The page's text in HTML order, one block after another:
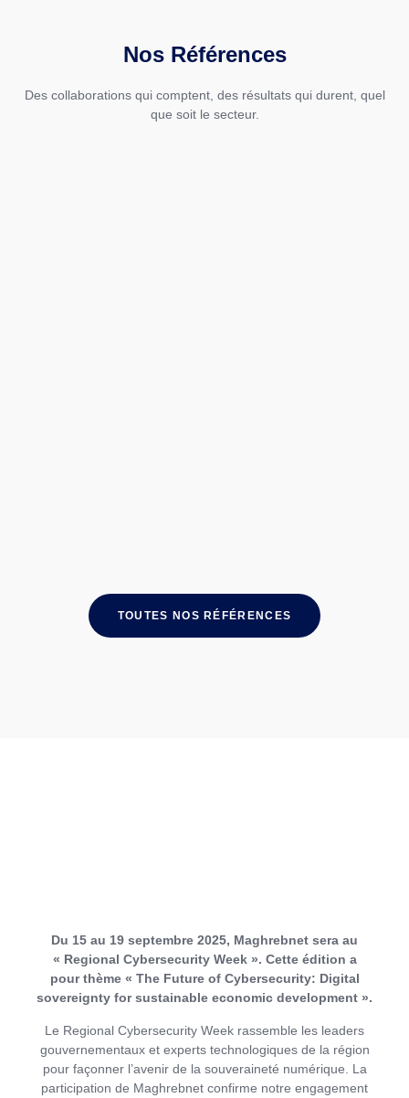
Nos Références
Des collaborations qui comptent, des résultats qui durent, quel
que soit le secteur.
TOUTES NOS RÉFÉRENCES
Du 15 au 19 septembre 2025, Maghrebnet sera au
« Regional Cybersecurity Week ». Cette édition a
pour thème « The Future of Cybersecurity: Digital
sovereignty for sustainable economic development ».
Le Regional Cybersecurity Week rassemble les leaders
gouvernementaux et experts technologiques de la région
pour façonner l’avenir de la souveraineté numérique. La
participation de Maghrebnet confirme notre engagement